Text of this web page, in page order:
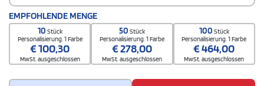
EMPFOHLENDE MENGE
10 Stück
Personalisierung. 1 Farbe
€100,30
MwSt. ausgeschlossen
50 Stück
Personalisierung. 1 Farbe
€278,00
MwSt. ausgeschlossen
100 Stück
Personalisierung. 1 Farbe
€464,00
MwSt. ausgeschlossen